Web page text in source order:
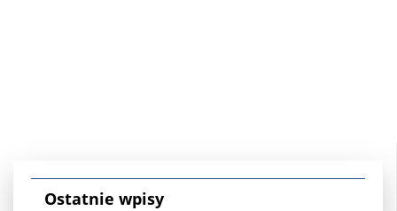
Ostatnie wpisy